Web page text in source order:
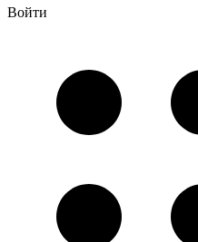
Войти